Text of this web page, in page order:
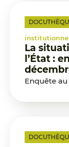
La
l’État :
Enquête au